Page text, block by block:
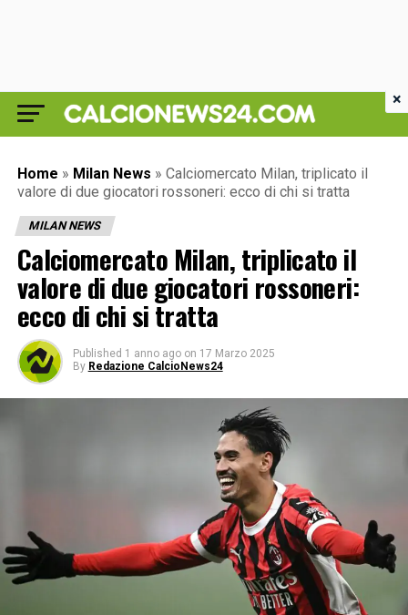
Home » Milan News » Calciomercato Milan, triplicato il
valore di due giocatori rossoneri: ecco di chi si tratta
MILAN NEWS
Calciomercato Milan, triplicato il
valore di due giocatori rossoneri:
ecco di chi si tratta
Published 1 anno ago on 17 Marzo 2025
By Redazione CalcioNews24
×